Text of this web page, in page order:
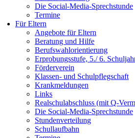
Die Social-Media-Sprechstunde
Termine
Für Eltern
Angebote für Eltern
Beratung und Hilfe
Berufswahlorientierung
Erprobungsstufe, 5./ 6.
Förderverein
Klassen- und Schulpflegschaft
Krankmeldungen
Links
Realschulabschluss (mit Q-
Die Social-Media-Sprechstunde
Stundenverteilung
Schullaufbahn